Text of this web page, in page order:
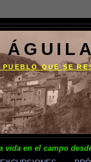
QUE SE
en el campo